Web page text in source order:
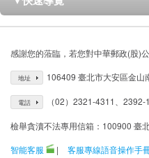
感謝您的蒞臨，若您對中華郵政(股)
地址 106409 臺北市大安區金山
電話 （02）2321-4311、
檢舉貪瀆不法專用信箱：100900 臺
智能客服
| 客服專線語音操作手